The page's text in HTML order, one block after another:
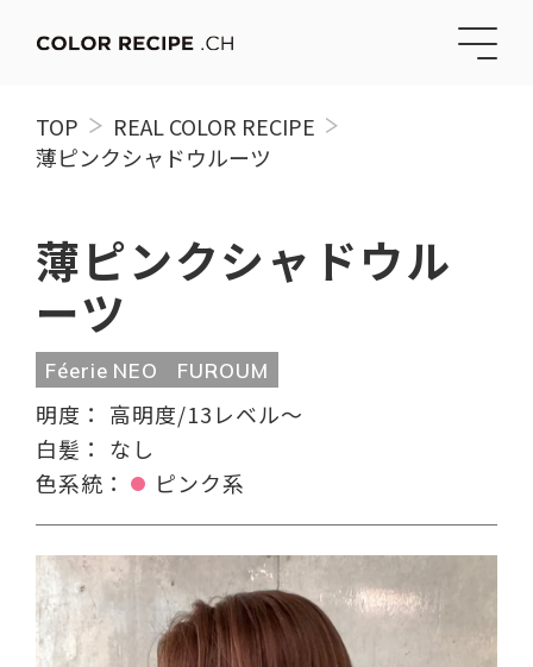
TOP
REAL COLOR RECIPE
薄ピンクシャドウルーツ
薄ピンクシャドウル
ーツ
Féerie NEO FUROUM
明度： 高明度/13レベル〜
白髪： なし
色系統：
ピンク系